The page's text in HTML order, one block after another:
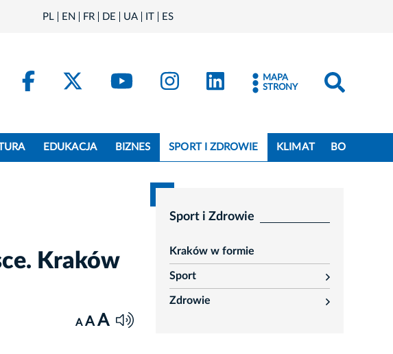
PL EN FR DE UA IT ES
FacebookKraków - X
Kraków - YouTube
Kraków - Instagram
Kraków - LinkedIn
MAPA
STRONY
EDUKACJA BIZNES SPORT I ZDROWIE KLIMAT BO
Kraków
A A A
Sport i Zdrowie
Kraków w formie
Sport
rozwiń
Zdrowie
rozwiń